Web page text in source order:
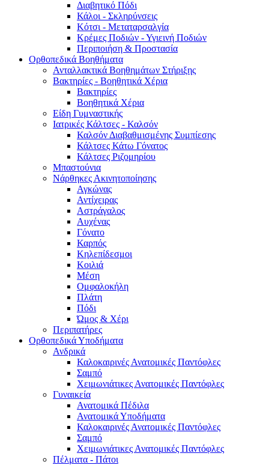
Διαβητικό Πόδι
Κάλοι - Σκληρύνσεις
Κότσι - Μεταταρσαλγία
Κρέμες Ποδιών - Υγιεινή Ποδιών
Περιποιήση & Προστασία
Ορθοπεδικά Βοηθήματα
Ανταλλακτικά Βοηθημάτων Στήριξης
Βακτηρίες - Βοηθητικά Χέρια
Βακτηρίες
Βοηθητικά Χέρια
Είδη Γυμναστικής
Ιατρικές Κάλτσες - Καλσόν
Καλσόν Διαβαθμισμένης Συμπίεσης
Κάλτσες Κάτω Γόνατος
Κάλτσες Ριζομηρίου
Μπαστούνια
Νάρθηκες Ακινητοποίησης
Αγκώνας
Αντίχειρας
Αστράγαλος
Αυχένας
Γόνατο
Καρπός
Κηλεπίδεσμοι
Κοιλιά
Μέση
Ομφαλοκήλη
Πλάτη
Πόδι
Ώμος & Χέρι
Περιπατήρες
Ορθοπεδικά Υποδήματα
Ανδρικά
Καλοκαιρινές Ανατομικές Παντόφλες
Σαμπό
Χειμωνιάτικες Ανατομικές Παντόφλες
Γυναικεία
Ανατομικά Πέδιλα
Ανατομικά Υποδήματα
Καλοκαιρινές Ανατομικές Παντόφλες
Σαμπό
Χειμωνιάτικες Ανατομικές Παντόφλες
Πέλματα - Πάτοι